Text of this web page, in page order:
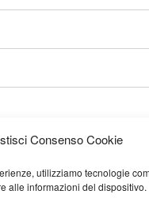
Consenso Cookie
utilizziamo tecnologie
alle informazioni del dispositivo.